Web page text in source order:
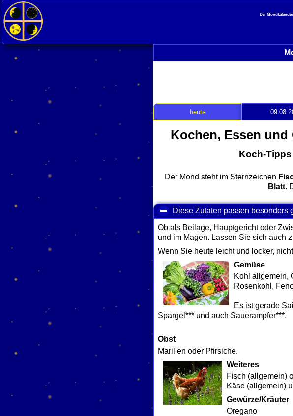
<
Der
heute
Kochen, Essen
Koch-Tipps
Der Mond steht im Sternzeichen
Blatt.
Diese Zutaten passen besonders
Ob als Beilage, Hauptgericht oder
und im Magen. Lassen Sie sich auch
Wenn Sie heute leicht und locker,
Gemüse
Kohl allgemein,
Rosenkohl,
Es ist gerade
Spargel*** und auch Sauerampfer***.
Obst
Marillen oder Pfirsiche.
Weiteres
Fisch (allgemein)
Käse (allgemein)
Gewürze/Kräuter
Oregano